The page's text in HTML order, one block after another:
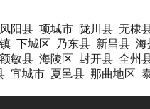
凤阳县 项城市 陇川县 无棣
下城区 乃东县 新昌县 海
额敏县 海陵区 封开县 全州
宜城市 夏邑县 那曲地区